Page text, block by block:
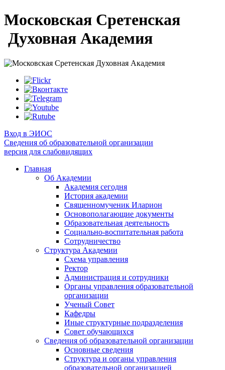
Московская Сретенская
Духовная Академия
Вход в ЭИОС
Сведения об образовательной организации
версия для слабовидящих
Главная
Об Академии
Академия сегодня
История академии
Священномученик Иларион
Основополагающие документы
Образовательная деятельность
Социально-воспитательная работа
Сотрудничество
Структура Академии
Схема управления
Ректор
Администрация и сотрудники
Органы управления образовательной
организации
Ученый Совет
Кафедры
Иные структурные подразделения
Совет обучающихся
Сведения об образовательной организации
Основные сведения
Структура и органы управления
образовательной организацией